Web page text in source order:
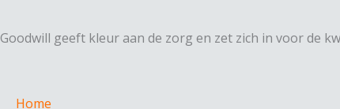
Goodwill geeft kleur aan de zorg en zet zich in voor de
Home